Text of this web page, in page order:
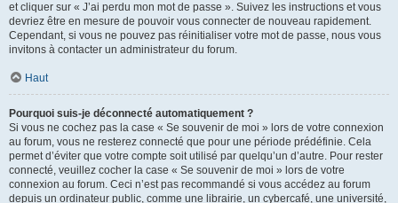
et cliquer sur « J’ai perdu mon mot de passe ». Suivez les instructions et vous
devriez être en mesure de pouvoir vous connecter de nouveau rapidement.
Cependant, si vous ne pouvez pas réinitialiser votre mot de passe, nous vous
invitons à contacter un administrateur du forum.
Haut
Pourquoi suis-je déconnecté automatiquement ?
Si vous ne cochez pas la case « Se souvenir de moi » lors de votre connexion
au forum, vous ne resterez connecté que pour une période prédéfinie. Cela
permet d’éviter que votre compte soit utilisé par quelqu’un d’autre. Pour rester
connecté, veuillez cocher la case « Se souvenir de moi » lors de votre
connexion au forum. Ceci n’est pas recommandé si vous accédez au forum
depuis un ordinateur public, comme une librairie, un cybercafé, une université,